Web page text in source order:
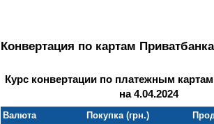
Конвертация по картам Приватбанка
Курс конвертации по платежным
на 4.04.2024
Валюта Покупка (грн.)